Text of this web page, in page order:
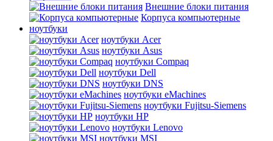
Внешние блоки питания
Корпуса компьютерные
ноутбуки
ноутбуки Acer
ноутбуки Asus
ноутбуки Compaq
ноутбуки Dell
ноутбуки DNS
ноутбуки eMachines
ноутбуки Fujitsu-Siemens
ноутбуки HP
ноутбуки Lenovo
ноутбуки MSI